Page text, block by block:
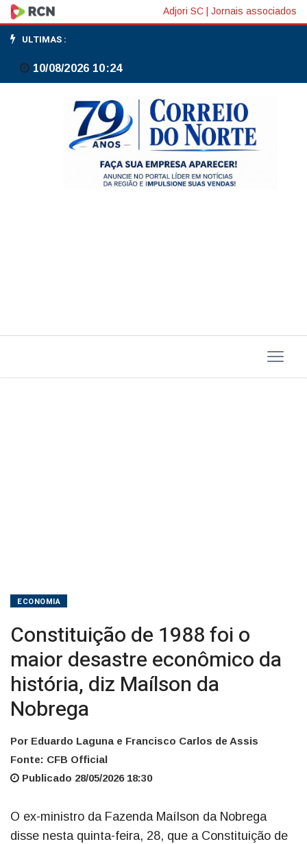
Constituição
de
1988
Maílson
Adjori SC Jornais associados
ULTIMAS :
10/08/2026 10:24
ECONOMIA
Constituição de 1988 foi o
maior desastre econômico da
história, diz Maílson da
Nobrega
Por Eduardo Laguna e Francisco Carlos de Assis
Fonte: CFB Official
Publicado 28/05/2026 18:30
O ex-ministro da Fazenda Maílson da Nobrega
disse nesta quinta-feira, 28, que a Constituição de